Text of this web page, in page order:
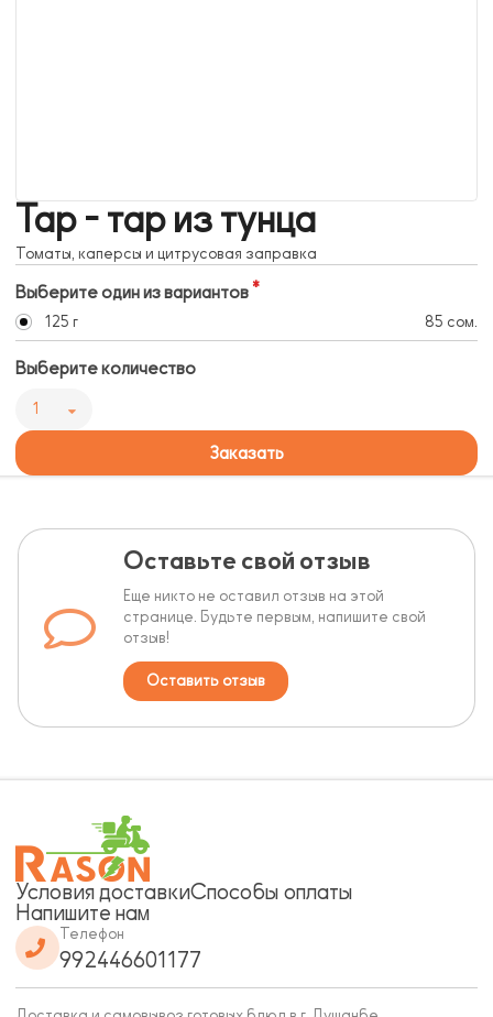
Тар - тар из тунца
Томаты, каперсы и цитрусовая заправка
Выберите один из вариантов
125 г 85 сом.
Выберите количество
1
Заказать
Оставьте свой отзыв
Еще никто не оставил отзыв на этой
странице. Будьте первым, напишите свой
отзыв!
Оставить отзыв
Условия доставкиСпособы оплаты
Напишите нам
Телефон
992446601177